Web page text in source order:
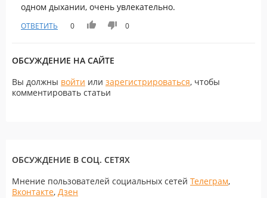
одном дыхании, очень увлекательно.
ОТВЕТИТЬ 0 0
ОБСУЖДЕНИЕ НА САЙТЕ
Вы должны войти или зарегистрироваться, чтобы
комментировать статьи
ОБСУЖДЕНИЕ В СОЦ. СЕТЯХ
Мнение пользователей социальных сетей Телеграм,
Вконтакте, Дзен